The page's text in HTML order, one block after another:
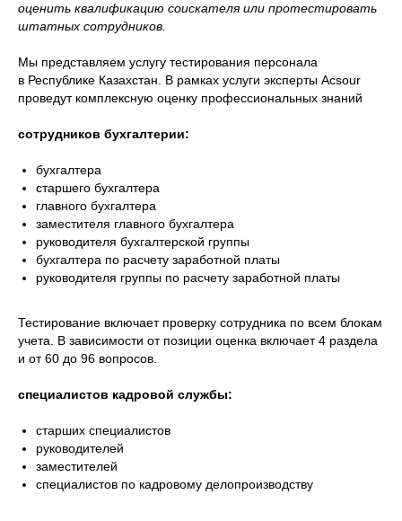
оценить квалификацию соискателя или протестировать
штатных сотрудников.
Мы представляем услугу тестирования персонала
в Республике Казахстан. В рамках услуги эксперты Acsour
проведут комплексную оценку профессиональных знаний
сотрудников бухгалтерии:
бухгалтера
старшего бухгалтера
главного бухгалтера
заместителя главного бухгалтера
руководителя бухгалтерской группы
бухгалтера по расчету заработной платы
руководителя группы по расчету заработной платы
Тестирование включает проверку сотрудника по всем блокам
учета. В зависимости от позиции оценка включает 4 раздела
и от 60 до 96 вопросов.
специалистов кадровой службы:
старших специалистов
руководителей
заместителей
специалистов по кадровому делопроизводству